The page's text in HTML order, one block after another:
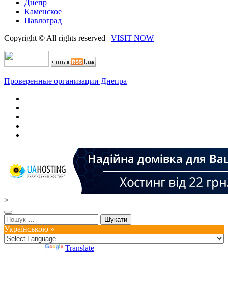
Днепр
Каменское
Павлоград
Copyright © All rights reserved | VISIT NOW
Проверенные организации Днепра
>
Пошук:
Українською »
Translate